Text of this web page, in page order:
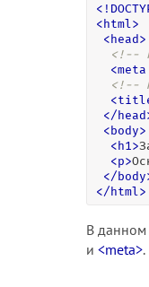
< !
<html >
<head>
<!--
<meta
<!--
<
</head
<body>
<h1 >
<p>
</body
</html >
В данном
и <meta>.